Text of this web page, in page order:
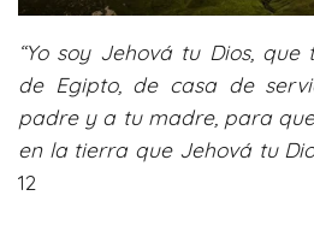
“Yo soy Jehová tu Dios,
de Egipto, de casa de
padre y a tu madre, para
en la tierra que Jehová tu
12